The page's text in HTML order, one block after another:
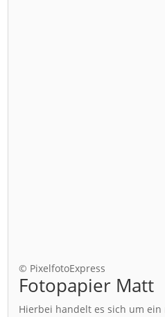
© PixelfotoExpress
Fotopapier Matt
Hierbei handelt es sich um ein